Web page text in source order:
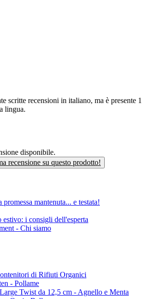
scritte recensioni in italiano, ma è presente 1
lingua.
disponibile.
recensione su questo prodotto!
mantenuta... e testata!
estivo: i consigli dell'esperta
- Chi siamo
di Rifiuti Organici
- Pollame
Twist da 12,5 cm - Agnello e Menta